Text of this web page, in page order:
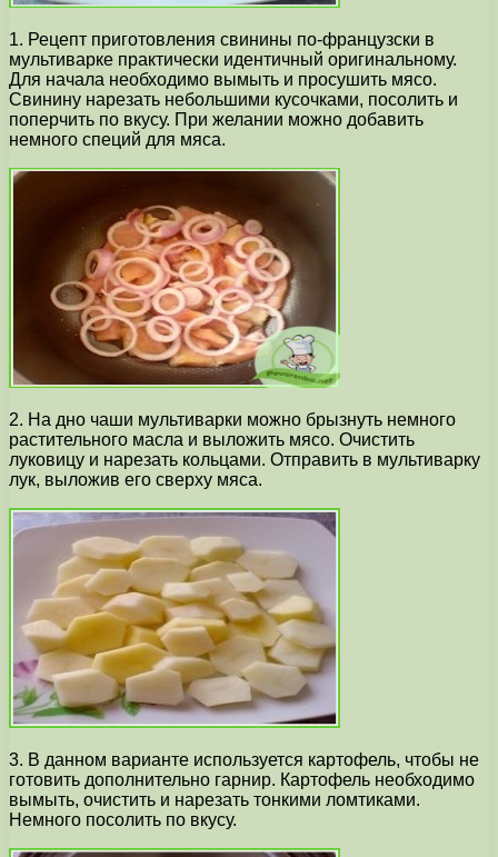
1. Рецепт приготовления свинины по-французски в
мультиварке практически идентичный оригинальному.
Для начала необходимо вымыть и просушить мясо.
Свинину нарезать небольшими кусочками, посолить и
поперчить по вкусу. При желании можно добавить
немного специй для мяса.
2. На дно чаши мультиварки можно брызнуть немного
растительного масла и выложить мясо. Очистить
луковицу и нарезать кольцами. Отправить в мультиварку
лук, выложив его сверху мяса.
3. В данном варианте используется картофель, чтобы не
готовить дополнительно гарнир. Картофель необходимо
вымыть, очистить и нарезать тонкими ломтиками.
Немного посолить по вкусу.